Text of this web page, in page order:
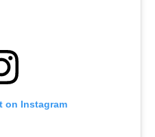
on Instagram